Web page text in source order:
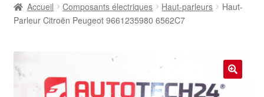
Contact
Livraison
Livraison internationale
Accueil Composants électriques Haut-parleurs
Haut-
Parleur Citroën Peugeot 9661235980 6562C7